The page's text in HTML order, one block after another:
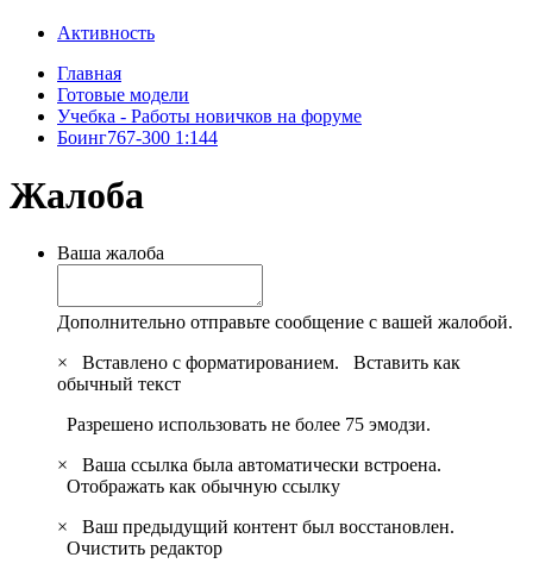
Активность
Главная
Готовые модели
Учебка - Работы новичков на форуме
Боинг767-300 1:144
Жалоба
Ваша жалоба
Дополнительно отправьте сообщение с вашей жалобой.
×
Вставлено с форматированием. Вставить как
обычный текст
Разрешено использовать не более 75 эмодзи.
×
Ваша ссылка была автоматически встроена.
Отображать как обычную ссылку
×
Ваш предыдущий контент был восстановлен.
Очистить редактор